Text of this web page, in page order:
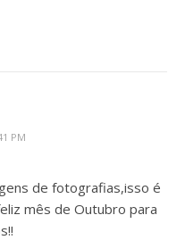
PM
de fotografias,isso é
mês de Outubro para